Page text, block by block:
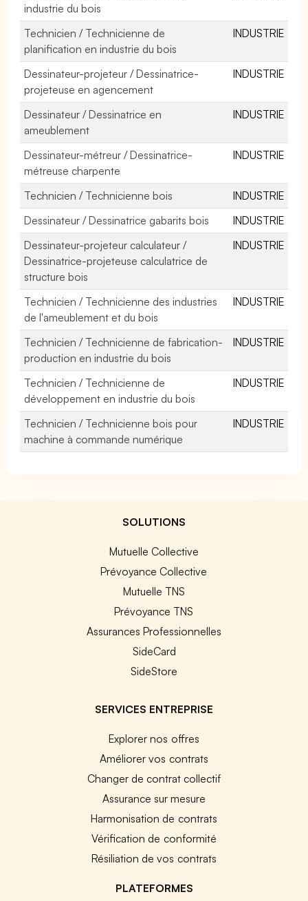
industrie du bois
Technicien / Technicienne de
planification en industrie du bois
INDUSTRIE
Dessinateur-projeteur / Dessinatrice-
projeteuse en agencement
INDUSTRIE
Dessinateur / Dessinatrice en
ameublement
INDUSTRIE
Dessinateur-métreur / Dessinatrice-
métreuse charpente
INDUSTRIE
Technicien / Technicienne bois
INDUSTRIE
Dessinateur / Dessinatrice gabarits bois
INDUSTRIE
Dessinateur-projeteur calculateur /
Dessinatrice-projeteuse calculatrice de
structure bois
INDUSTRIE
Technicien / Technicienne des industries
de l'ameublement et du bois
INDUSTRIE
Technicien / Technicienne de fabrication-
production en industrie du bois
INDUSTRIE
Technicien / Technicienne de
développement en industrie du bois
INDUSTRIE
Technicien / Technicienne bois pour
machine à commande numérique
INDUSTRIE
SOLUTIONS
Mutuelle Collective
Prévoyance Collective
Mutuelle TNS
Prévoyance TNS
Assurances Professionnelles
SideCard
SideStore
SERVICES ENTREPRISE
Explorer nos offres
Améliorer vos contrats
Changer de contrat collectif
Assurance sur mesure
Harmonisation de contrats
Vérification de conformité
Résiliation de vos contrats
PLATEFORMES